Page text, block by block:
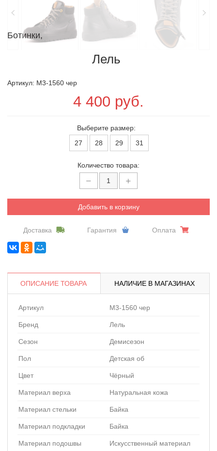
Ботинки,
Лель
Артикул: M3-1560 чер
4 400 руб.
Выберите размер:
27
28 29 31
Количество товара:
Добавить в корзину
Доставка Гарантия Оплата
ОПИСАНИЕ ТОВАРА НАЛИЧИЕ В МАГАЗИНАХ
Артикул M3-1560 чер
Бренд Лель
Сезон Демисезон
Пол Детская об
Цвет Чёрный
Материал верха Натуральная кожа
Материал стельки Байка
Материал подкладки Байка
Материал подошвы Искусственный материал